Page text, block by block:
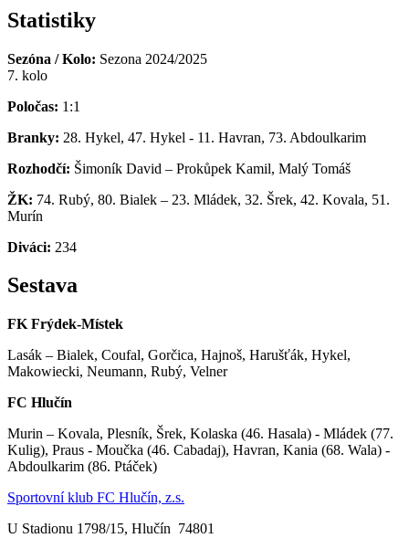
Statistiky
Sezóna / Kolo: Sezona 2024/2025
7. kolo
Poločas: 1:1
Branky: 28. Hykel, 47. Hykel - 11. Havran, 73. Abdoulkarim
Rozhodčí: Šimoník David – Prokůpek Kamil, Malý Tomáš
ŽK: 74. Rubý, 80. Bialek – 23. Mládek, 32. Šrek, 42. Kovala, 51.
Murín
Diváci: 234
Sestava
FK Frýdek-Místek
Lasák – Bialek, Coufal, Gorčica, Hajnoš, Harušťák, Hykel,
Makowiecki, Neumann, Rubý, Velner
FC Hlučín
Murin – Kovala, Plesník, Šrek, Kolaska (46. Hasala) - Mládek (77.
Kulig), Praus - Moučka (46. Cabadaj), Havran, Kania (68. Wala) -
Abdoulkarim (86. Ptáček)
Sportovní klub FC Hlučín, z.s.
U Stadionu 1798/15, Hlučín 74801